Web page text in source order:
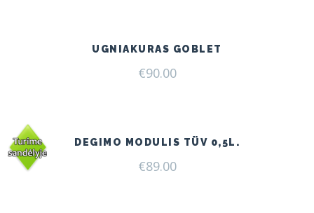
UGNIAKURAS GOBLET
€90.00
DEGIMO MODULIS TÜV 0,5L.
€89.00